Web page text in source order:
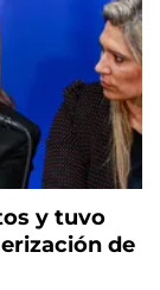
y tuvo
de